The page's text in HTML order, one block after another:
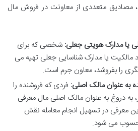
مصادیق متعددی از معاونت در فروش مال
یا مدارک هویتی جعلی: شخصی که برای
مالکیت یا مدارک شناسایی جعلی تهیه می
را بفروشد، معاون جرم است.
به عنوان مالک اصلی: فردی که فروشنده را
به دروغ به عنوان مالک اصلی مال معرفی
معرفی در تسهیل انجام معامله نقش
می شود.